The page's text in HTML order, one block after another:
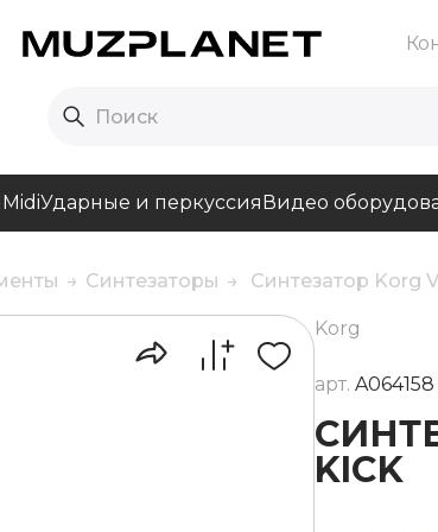
MidiУдарные и перкуссияВидео
Синтезаторы Синтезатор Korg
Korg
арт. A064158
KICK